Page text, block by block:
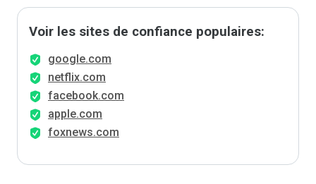
Voir les sites de confiance populaires:
google.com
netflix.com
facebook.com
apple.com
foxnews.com